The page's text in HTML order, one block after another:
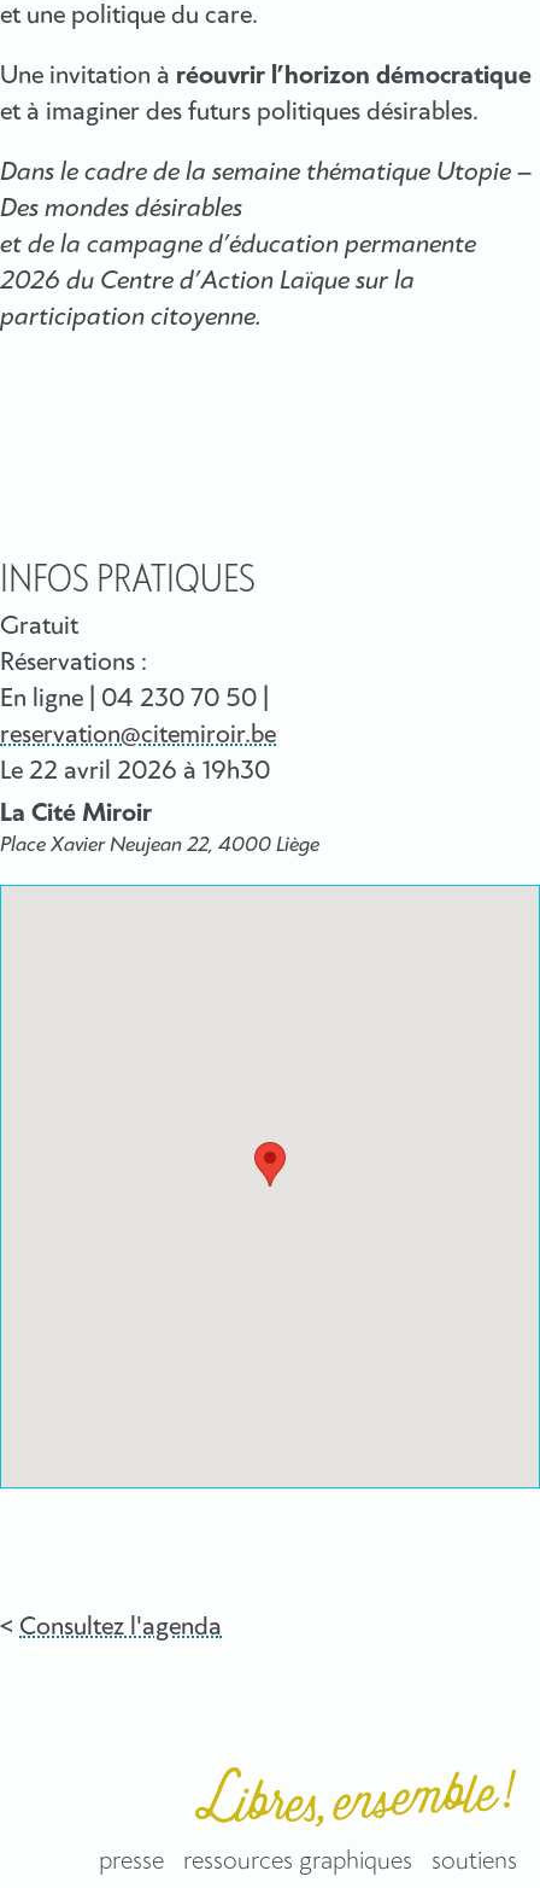
et une politique du care.
Une invitation à réouvrir l’horizon démocratique
et à imaginer des futurs politiques désirables.
Dans le cadre de la semaine thématique Utopie –
Des mondes désirables
et de la campagne d’éducation permanente
2026 du Centre d’Action Laïque sur la
participation citoyenne.
INFOS PRATIQUES
Gratuit
Réservations :
En ligne | 04 230 70 50 |
reservation@citemiroir.be
Le 22 avril 2026 à 19h30
La Cité Miroir
Place Xavier Neujean 22, 4000 Liège
Consultez l'agenda
presse ressources graphiques soutiens